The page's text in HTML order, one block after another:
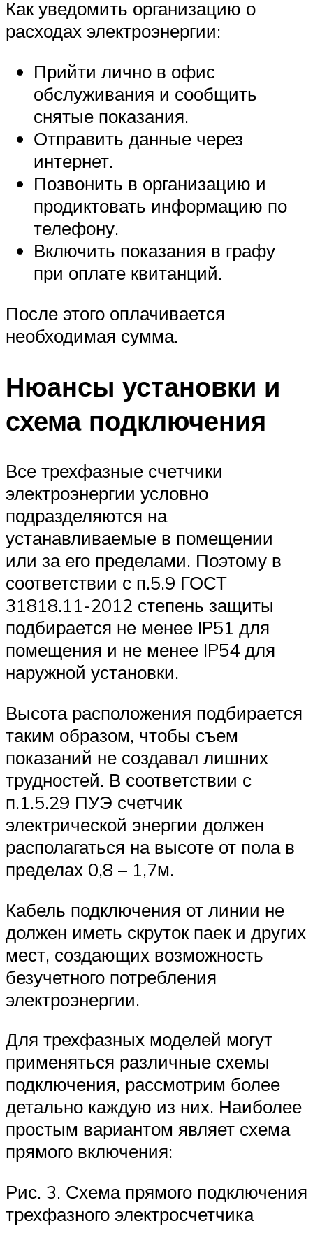
Как уведомить организацию о
расходах электроэнергии:
Прийти лично в офис
обслуживания и сообщить
снятые показания.
Отправить данные через
интернет.
Позвонить в организацию и
продиктовать информацию по
телефону.
Включить показания в графу
при оплате квитанций.
После этого оплачивается
необходимая сумма.
Нюансы установки и
схема подключения
Все трехфазные счетчики
электроэнергии условно
подразделяются на
устанавливаемые в помещении
или за его пределами. Поэтому в
соответствии с п.5.9 ГОСТ
31818.11-2012 степень защиты
подбирается не менее IP51 для
помещения и не менее IP54 для
наружной установки.
Высота расположения подбирается
таким образом, чтобы съем
показаний не создавал лишних
трудностей. В соответствии с
п.1.5.29 ПУЭ счетчик
электрической энергии должен
располагаться на высоте от пола в
пределах 0,8 – 1,7м.
Кабель подключения от линии не
должен иметь скруток паек и других
мест, создающих возможность
безучетного потребления
электроэнергии.
Для трехфазных моделей могут
применяться различные схемы
подключения, рассмотрим более
детально каждую из них. Наиболее
простым вариантом являет схема
прямого включения:
Рис. 3. Схема прямого подключения
трехфазного электросчетчика